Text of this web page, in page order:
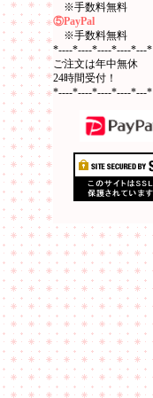
※手数料無料
⑤PayPal
※手数料無料
*----*----*----*----*---*
ご注文は年中無休
24時間受付！
*----*----*----*----*---*